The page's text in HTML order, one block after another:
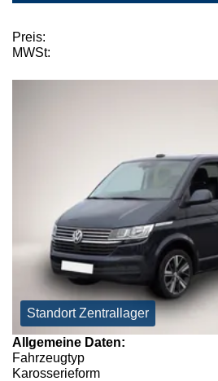
Preis:
MWSt:
Standort Zentrallager
Allgemeine Daten:
Fahrzeugtyp
Karosserieform